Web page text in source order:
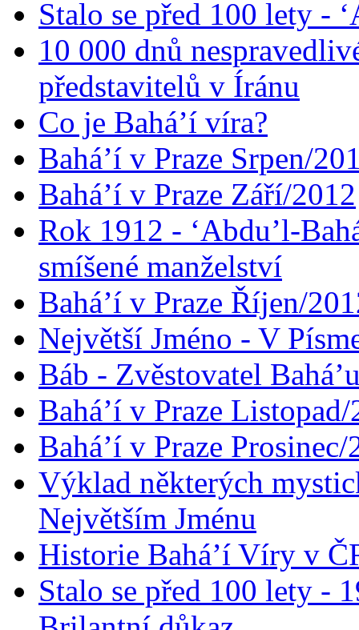
Stalo se před 100 lety -
10 000 dnů
představitelů v Íránu
Co je Bahá’í víra?
Bahá’í v Praze Srpen/
Bahá’í v Praze Září/2012
Rok 1912 - ‘Abdu’l-
smíšené manželství
Bahá’í v Praze Říjen/
Největší Jméno - V
Báb - Zvěstovatel
Bahá’í v Praze
Bahá’í v Praze Prosinec/
Výklad některých
Největším Jménu
Historie Bahá’í Víry v
Stalo se před 100 lety -